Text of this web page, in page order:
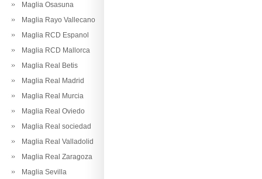
Maglia Osasuna
Maglia Rayo Vallecano
Maglia RCD Espanol
Maglia RCD Mallorca
Maglia Real Betis
Maglia Real Madrid
Maglia Real Murcia
Maglia Real Oviedo
Maglia Real sociedad
Maglia Real Valladolid
Maglia Real Zaragoza
Maglia Sevilla